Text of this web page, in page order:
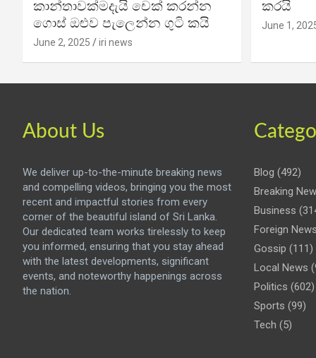
කාන්තාවක්මදැයි චෙක් කරන්න
ගොස් ඔළුව පැලෙන්න ගුටි කයි
June 2, 2025 iri news
කරයි
June 1,
About Us
We deliver up-to-the-minute breaking news
and compelling videos, bringing you the most
recent and impactful stories from every
corner of the beautiful island of Sri Lanka.
Our dedicated team works tirelessly to keep
you informed, ensuring that you stay ahead
with the latest developments, significant
events, and noteworthy happenings across
the nation.
Blog (492)
Breaking
Business
Foreign News
Gossip (111)
Local News
Politics (602)
Sports (99)
Tech (5)